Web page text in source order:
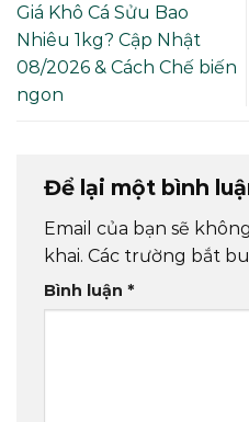
Giá Khô Cá Sửu Bao
Nhiêu 1kg? Cập Nhật
08/2026 & Cách Chế biến
ngon
Để lại một bình
Email của bạn sẽ
khai. Các trường bắt
Bình luận *